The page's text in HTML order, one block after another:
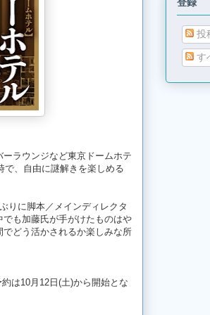
ラウンジなど東京ドームホテ
で、自由に謎解きを楽しめる
りに脚本／メインディレクタ
も加藤氏が手がけたものはや
どう活かされるか楽しみな所
は10月12日(土)から開始とな
投
す